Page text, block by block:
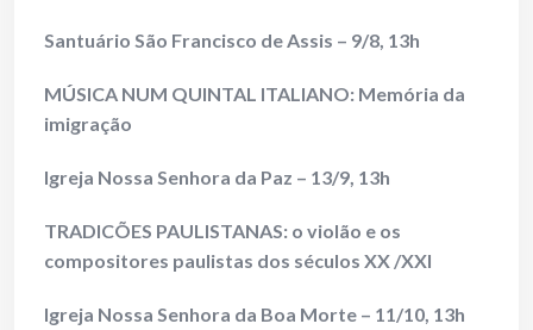
Santuário São Francisco de Assis – 9/8, 13h
MÚSICA NUM QUINTAL ITALIANO: Memória da
imigração
Igreja Nossa Senhora da Paz – 13/9, 13h
TRADICÕES PAULISTANAS: o violão e os
compositores paulistas dos séculos XX /XXI
Igreja Nossa Senhora da Boa Morte – 11/10, 13h